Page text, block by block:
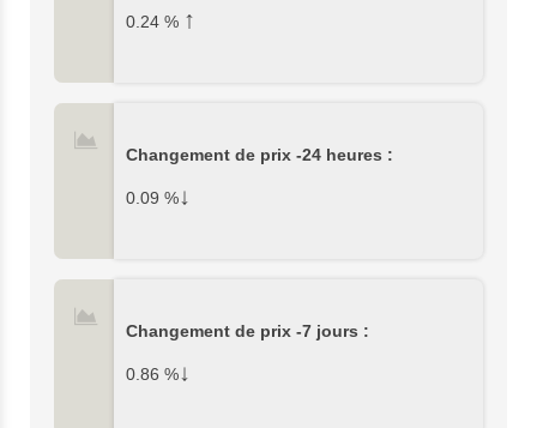
0.24 % ↑
Changement de prix -24 heures :
0.09 %↓
Changement de prix -7 jours :
0.86 %↓